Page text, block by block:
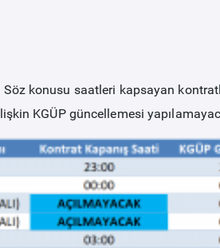
Söz konusu saatleri kapsayan
KGÜP güncellemesi